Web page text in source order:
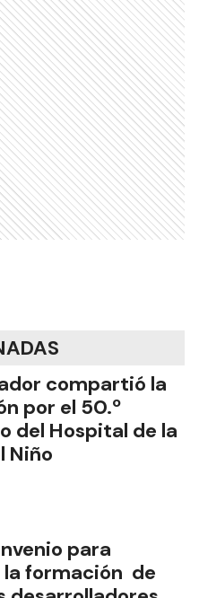
compartió la
por el 50.º
del Hospital de la
Niño
para
formación de